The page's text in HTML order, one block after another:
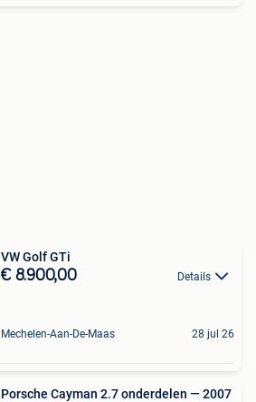
VW Golf GTi
€ 8.900,00 Details
Mechelen-Aan-De-Maas 28 jul 26
Porsche Cayman 2.7 onderdelen — 2007